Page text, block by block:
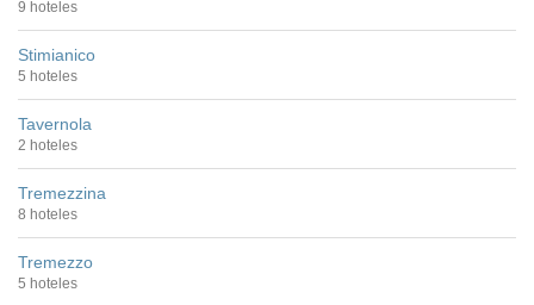
9 hoteles
Stimianico
5 hoteles
Tavernola
2 hoteles
Tremezzina
8 hoteles
Tremezzo
5 hoteles